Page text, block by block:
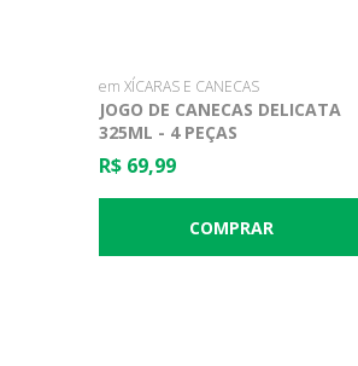
em XÍCARAS E CANECAS
JOGO DE CANECAS DELICATA
325ML - 4 PEÇAS
R$ 69,99